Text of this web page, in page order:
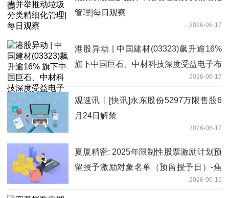
管理|每日观察
2026-06-17
港股异动 | 中国建材(03323)飙升逾16%
旗下中国巨石、中材科技深度受益电子布
2026-06-17
观速讯丨[快讯]永东股份5297万限售股6
月24日解禁
2026-06-17
夏厦精密: 2025年限制性股票激励计划预
留授予激励对象名单（预留授予日）-焦
2026-06-16